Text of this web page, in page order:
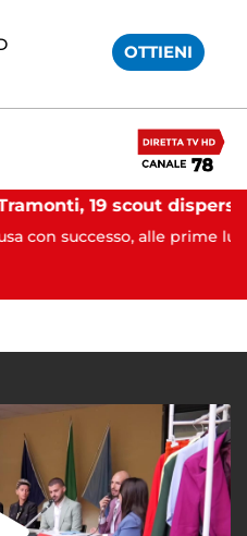
OTTIENI
successo, alle prime luci